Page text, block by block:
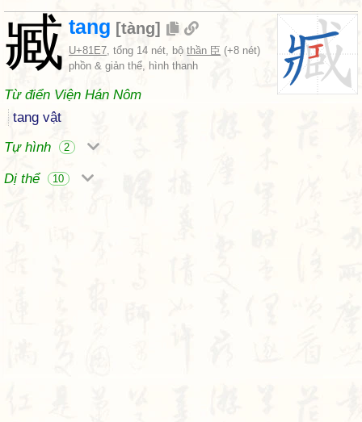
臧 tang [tàng]
U+81E7, tổng 14 nét, bộ thần 臣 (+8 nét)
phồn & giản thể, hình thanh
Từ điển Viện Hán Nôm
tang vật
Tự hình
2
Dị thể 10